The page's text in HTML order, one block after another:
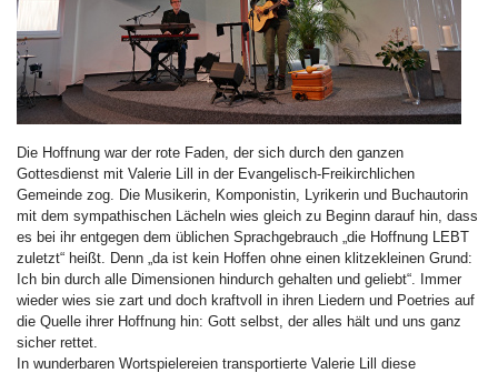
Die Hoffnung war der rote Faden, der sich durch den ganzen
Gottesdienst mit Valerie Lill in der Evangelisch-Freikirchlichen
Gemeinde zog. Die Musikerin, Komponistin, Lyrikerin und Buchautorin
mit dem sympathischen Lächeln wies gleich zu Beginn darauf hin, dass
es bei ihr entgegen dem üblichen Sprachgebrauch „die Hoffnung LEBT
zuletzt“ heißt. Denn „da ist kein Hoffen ohne einen klitzekleinen Grund:
Ich bin durch alle Dimensionen hindurch gehalten und geliebt“. Immer
wieder wies sie zart und doch kraftvoll in ihren Liedern und Poetries auf
die Quelle ihrer Hoffnung hin: Gott selbst, der alles hält und uns ganz
sicher rettet.
In wunderbaren Wortspielereien transportierte Valerie Lill diese